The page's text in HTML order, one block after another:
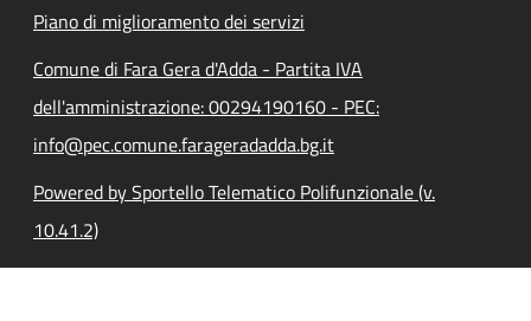
Piano di miglioramento dei servizi
Comune di Fara Gera d'Adda - Partita IVA
dell'amministrazione: 00294190160 - PEC:
info@pec.comune.farageradadda.bg.it
Powered by Sportello Telematico Polifunzionale (v.
10.41.2)